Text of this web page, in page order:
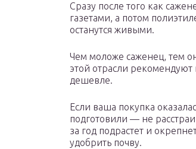
Сразу после того как
газетами, а потом
останутся живыми.
Чем моложе саженец, тем
этой отрасли
дешевле.
Если ваша покупка
подготовили — не
за год подрастет и
удобрить почву.